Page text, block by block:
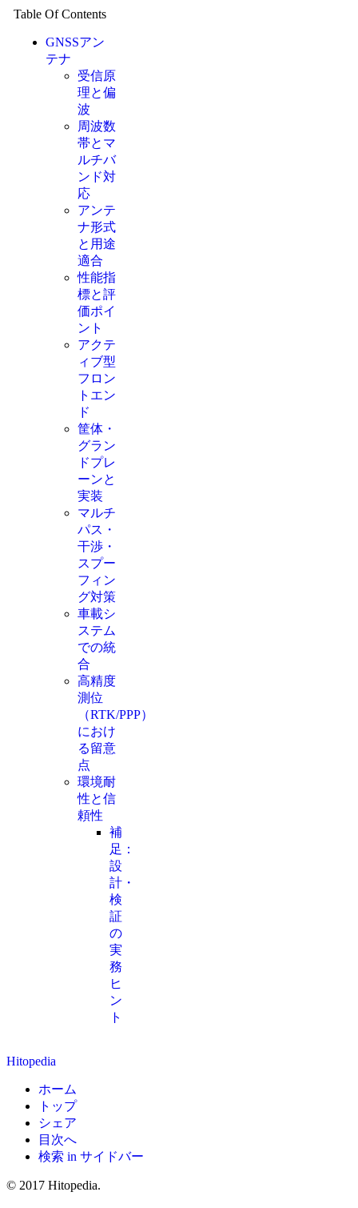
Table Of Contents
GNSSアン
テナ
受信原
理と偏
波
周波数
帯とマ
ルチバ
ンド対
応
アンテ
ナ形式
と用途
適合
性能指
標と評
価ポイ
ント
アクテ
ィブ型
フロン
トエン
ド
筐体・
グラン
ドプレ
ーンと
実装
マルチ
パス・
干渉・
スプー
フィン
グ対策
車載シ
ステム
での統
合
高精度
測位
（RTK/PPP）
におけ
る留意
点
環境耐
性と信
頼性
補
足：
設
計・
検
証
の
実
務
ヒ
ン
ト
Hitopedia
ホーム
トップ
シェア
目次へ
検索 in サイドバー
© 2017 Hitopedia.